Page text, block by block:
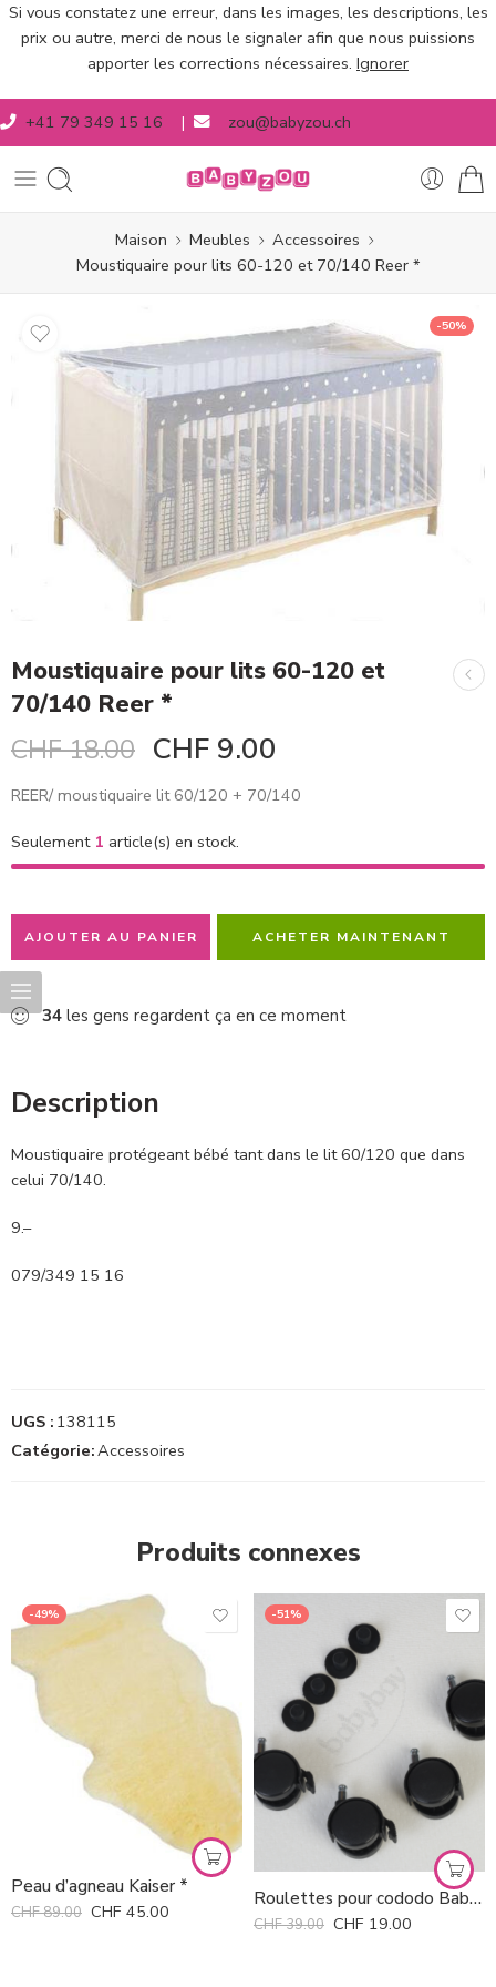
Si vous constatez une erreur, dans les images, les descriptions, les
prix ou autre, merci de nous le signaler afin que nous puissions
apporter les corrections nécessaires. Ignorer
+41 79 349 15 16 | zou@babyzou.ch
Maison Meubles
Accessoires
Moustiquaire pour lits 60-120 et 70/140 Reer *
-50%
Moustiquaire pour lits 60-120 et
70/140 Reer *
CHF18.00 CHF 9.00
REER/ moustiquaire lit 60/120 + 70/140
Seulement 1 article(s) en stock.
AJOUTER AU PANIER ACHETER MAINTENANT
34 les gens regardent ça en ce moment
Description
Moustiquaire protégeant bébé tant dans le lit 60/120 que dans
celui 70/140.
9.–
079/349 15 16
UGS : 138115
Catégorie:Accessoires
Produits connexes
-49%
Peau d’agneau Kaiser *
CHF89.00 CHF 45.00
-51%
Roulettes pour cododo Babybay *
CHF39.00 CHF 19.00